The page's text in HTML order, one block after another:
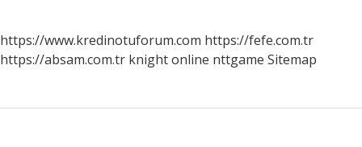
https://www.kredinotuforum.com https://fefe.com.tr
https://absam.com.tr knight online nttgame Sitemap